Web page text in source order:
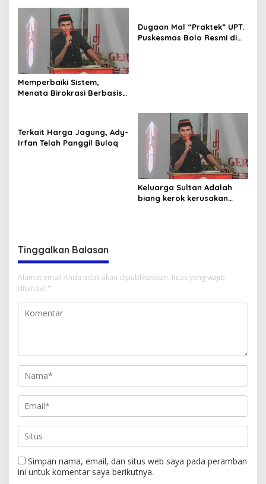
Memperbaiki Sistem,
Menata Birokrasi Berbasis
Dugaan Mal “Praktek” UPT.
Puskesmas Bolo Resmi di
Terkait Harga Jagung, Ady-
Irfan Telah Panggil Buloq
Keluarga Sultan Adalah
biang kerok kerusakan
Tinggalkan Balasan
Alamat email Anda tidak akan dipublikasikan. Ruas yang wajib
ditandai *
Simpan nama, email, dan situs web saya pada peramban
ini untuk komentar saya berikutnya.